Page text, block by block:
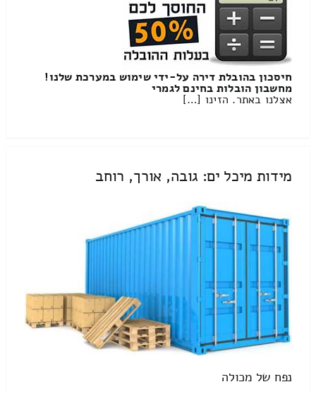
חיסכון בהובלת דירה על-ידי שימוש במערכת שלנו!
מחשבון הובלות בחינם לגמרי
אצלנו באתר. הזינו […]
מידות מיכל ים: גובה, אורך, רוחב
נפח של מכולה